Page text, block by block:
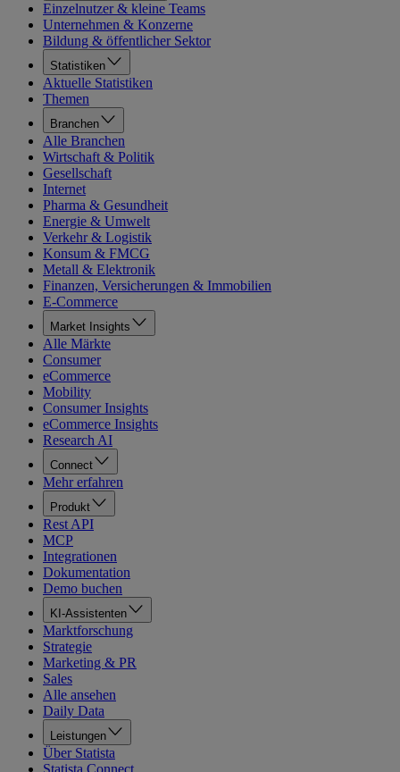
Einzelnutzer & kleine Teams
Unternehmen & Konzerne
Bildung & öffentlicher Sektor
Statistiken
Aktuelle Statistiken
Themen
Branchen
Alle Branchen
Wirtschaft & Politik
Gesellschaft
Internet
Pharma & Gesundheit
Energie & Umwelt
Verkehr & Logistik
Konsum & FMCG
Metall & Elektronik
Finanzen, Versicherungen & Immobilien
E-Commerce
Market Insights
Alle Märkte
Consumer
eCommerce
Mobility
Consumer Insights
eCommerce Insights
Research AI
Connect
Mehr erfahren
Produkt
Rest API
MCP
Integrationen
Dokumentation
Demo buchen
KI-Assistenten
Marktforschung
Strategie
Marketing & PR
Sales
Alle ansehen
Daily Data
Leistungen
Über Statista
Statista Connect